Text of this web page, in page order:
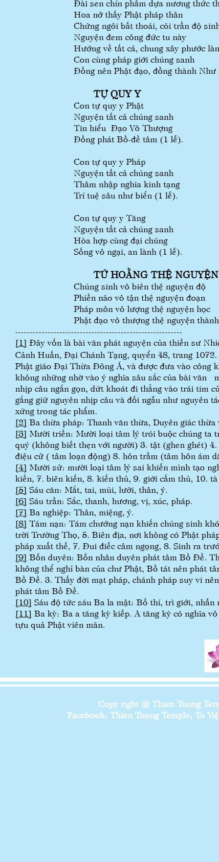
Đài sen chín phẩm dựa nương thức
Hoa nở thấy Phật pháp thân
Chứng ngôi bất thoái, cõi trần độ
Nguyện đem công đức tu này
Hướng về tất cả,
Con cùng pháp giới chúng sanh
Đồng nên Phật đạo, đồng thành Như
TỰ QUY Y
Con tự quy y Phật
Nguyện tất cả chúng sanh
Tin hiểu Đạo Vô Thượng
Đồng phát Bồ-đề tâm (1 lễ).
Con tự quy y Pháp
Nguyện tất cả chúng sanh
Thâm nhập nghĩa kinh tạng
Trí tuệ sâu như biển (1 lễ).
Con tự quy y Tăng
Nguyện tất cả chúng sanh
Hòa hợp cùng đại chúng
Sống vô ngại, an lành (1 lễ).
TỨ HOẰNG THỆ NGUYỆN
Chúng sinh vô biên thệ nguyện độ
Phiền não vô tận thệ nguyện đoạn
Pháp môn vô lượng thệ nguyện học
Phật đạo vô thượng thệ nguyện
---------------------------------------------------------
[1] Đây vốn là bài văn phát nguyện của thiền sư
Cảnh Huấn, Đại Chánh Tạng, quyển 48, trang
Phật giáo Đại Thừa Đông Á, và được đưa vào
không những nhờ vào ý nghĩa sâu sắc của bài
nhịp câu ngắn gọn, dứt khoát đi thẳng vào trái tim
gắng giữ nguyên nhịp câu và đối ngẫu như nguyên
xứng trong tác phẩm.
[2] Ba thừa pháp: Thanh văn thừa, Duyên giác
[3] Mười triền: Mười loại tâm lý trói buộc chúng ta
quý (không biết thẹn với người) 3. tật (ghen ghét)
điệu cử ( tâm loạn động) 8. hôn trầm (tâm hôn ám
[4] Mười sử: mười loại tâm lý sai khiến mình tạo
kiến, 7. biên kiến, 8. kiến thủ, 9. giới cấm thủ, 10.
[5] Sáu căn: Mắt, tai, mũi, lưỡi, thân, ý.
[6] Sáu trần: Sắc, thanh, hương, vị, xúc, pháp.
[7] Ba nghiệp: Thân, miệng, ý.
[8] Tám nạn: Tám chướng nạn khiến chúng sinh
trời Trường Thọ, 5. Biên địa, nơi không có Phật
pháp xuất thế, 7. Đui điếc câm ngọng, 8. Sinh ra
[9] Bốn duyên: Bốn nhân duyên phát tâm Bồ Đề.
không thể nghỉ bàn của chư Phật, Bồ tát nên phát
Bồ Đề. 3. Thấy đời mạt pháp, chánh pháp suy vi
phát tâm Bồ Đề.
[10] Sáu độ tức sáu Ba la mật: Bố thí, trì giới,
[11] Ba kỳ: Ba a tăng kỳ kiếp. A tăng kỳ có nghĩa
tựu quả Phật viên mãn.
Copy right @ Thien Tuong
Facebook: Thien Tuong Temple; Tu